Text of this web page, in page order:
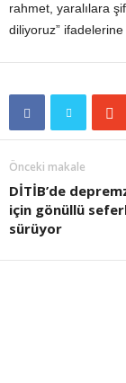
rahmet, yaralılara
diliyoruz” ifadelerine
Önceki makale
DİTİB’de
için gönüllü
sürüyor